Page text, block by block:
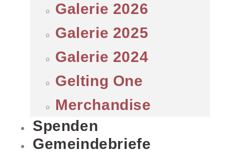
Galerie 2026
Galerie 2025
Galerie 2024
Gelting One
Merchandise
Spenden
Gemeindebriefe